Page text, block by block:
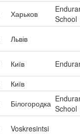
Харьков
School
Львів
Київ
Київ
Білогородка School
Voskresintsi